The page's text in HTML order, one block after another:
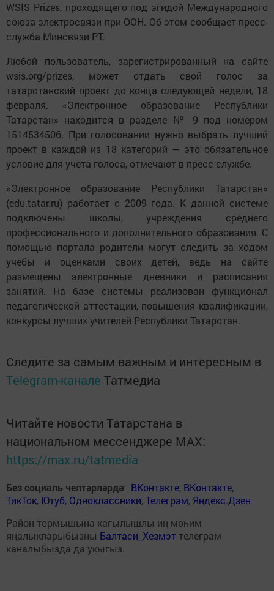
WSIS Prizes, проходящего под эгидой Международного
союза электросвязи при ООН. Об этом сообщает пресс-
служба Минсвязи РТ.
Любой пользователь, зарегистрированный на сайте
wsis.org/prizes, может отдать свой голос за
татарстанский проект до конца следующей недели, 18
февраля. «Электронное образование Республики
Татарстан» находится в разделе № 9 под номером
1514534506. При голосовании нужно выбрать лучший
проект в каждой из 18 категорий — это обязательное
условие для учета голоса, отмечают в пресс-службе.
«Электронное образование Республики Татарстан»
(edu.tatar.ru) работает с 2009 года. К данной системе
подключены школы, учреждения среднего
профессионального и дополнительного образования. С
помощью портала родители могут следить за ходом
учебы и оценками своих детей, ведь на сайте
размещены электронные дневники и расписания
занятий. На базе системы реализован функционал
педагогической аттестации, повышения квалификации,
конкурсы лучших учителей Республики Татарстан.
Следите за самым важным и интересным в
Telegram-канале Татмедиа
Читайте новости Татарстана в
национальном мессенджере MАХ:
https://max.ru/tatmedia
Без социаль челтәрләрдә: ВКонтакте, ВКонтакте,
ТикТок, Ютуб, Одноклассники,Телеграм, Яндекс.Дзен
Район тормышына кагылышлы иң мөһим
яңалыкларыбызны Балтаси_Хезмэт телеграм
каналыбызда да укыгыз.